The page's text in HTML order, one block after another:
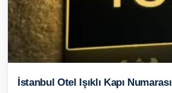
İstanbul Otel Işıklı Kapı Numarası